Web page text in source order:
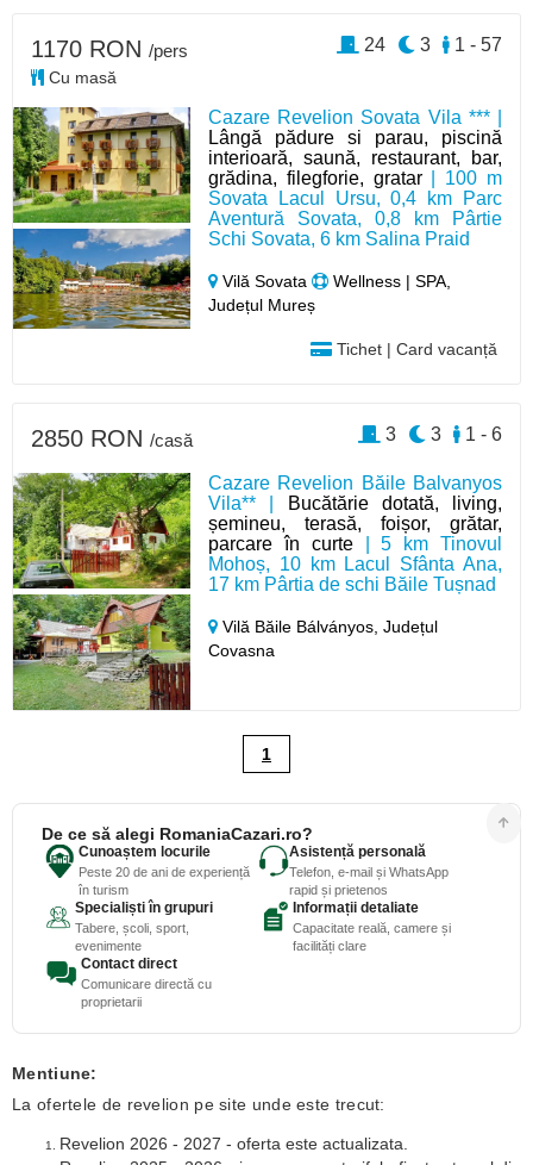
Cazare Revelion Sovata Vila *** |
Lângă pădure si parau, piscină
interioară, saună, restaurant, bar,
grădina, filegforie, gratar| 100 m
Sovata Lacul Ursu, 0,4 km Parc
Aventură Sovata, 0,8 km Pârtie
Schi Sovata, 6 km Salina Praid
Vilă Sovata
Wellness | SPA,
Județul Mureș
Tichet | Card vacanță
1170 RON /pers
Cu masă
1 - 57
3
24
Cazare Revelion Băile Balvanyos
Vila** |
Bucătărie dotată, living,
șemineu, terasă, foișor, grătar,
parcare în curte| 5 km Tinovul
Mohoș, 10 km Lacul Sfânta Ana,
17 km Pârtia de schi Băile Tușnad
Vilă Băile Bálványos,Județul
Covasna
2850 RON /casă 1 - 6
3
3
1
De ce să alegi RomaniaCazari.ro?
Cunoaștem locurile
Peste 20 de ani de experiență
în turism
Asistență personală
Telefon, e-mail și WhatsApp
rapid și prietenos
Specialiști în grupuri
Tabere, școli, sport,
evenimente
Informații detaliate
Capacitate reală, camere și
facilități clare
Contact direct
Comunicare directă cu
proprietarii
Mentiune:
La ofertele de revelion pe site unde este trecut:
Revelion 2026 - 2027 - oferta este actualizata.